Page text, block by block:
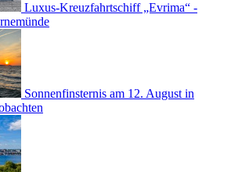
Luxus-Kreuzfahrtschiff „Evrima“ -
Sonnenfinsternis am 12. August in